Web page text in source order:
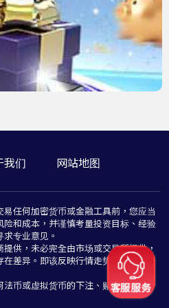
我们 网站地图
任何加密货币或金融工具前，您应当
和成本，并谨慎考量投资目标、经验
专业意见。
供，未必完全由市场或交易所提供，
差异。即该反映行情走势价格仅为指
币或虚拟货币的下注、赌博与推介行